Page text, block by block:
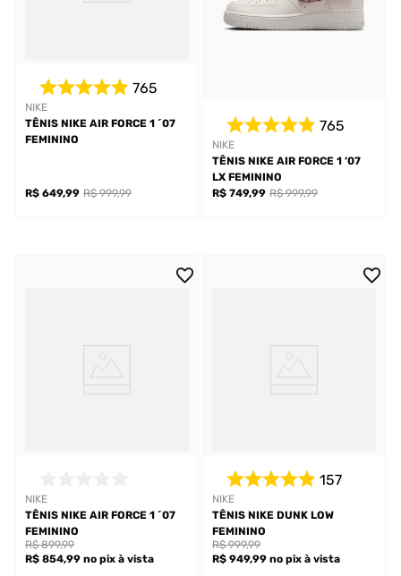
NIKE
765
TÊNIS NIKE AIR FORCE 1 ´07
FEMININO
R$ 649,99 R$ 999,99
NIKE
765
TÊNIS NIKE AIR FORCE 1 ’07
LX FEMININO
R$ 749,99 R$ 999,99
NIKE
TÊNIS NIKE AIR FORCE 1 ´07
FEMININO
R$ 854,99 no pix à vista
R$ 899,99
NIKE
157
TÊNIS NIKE DUNK LOW
FEMININO
R$ 949,99 no pix à vista
R$ 999,99